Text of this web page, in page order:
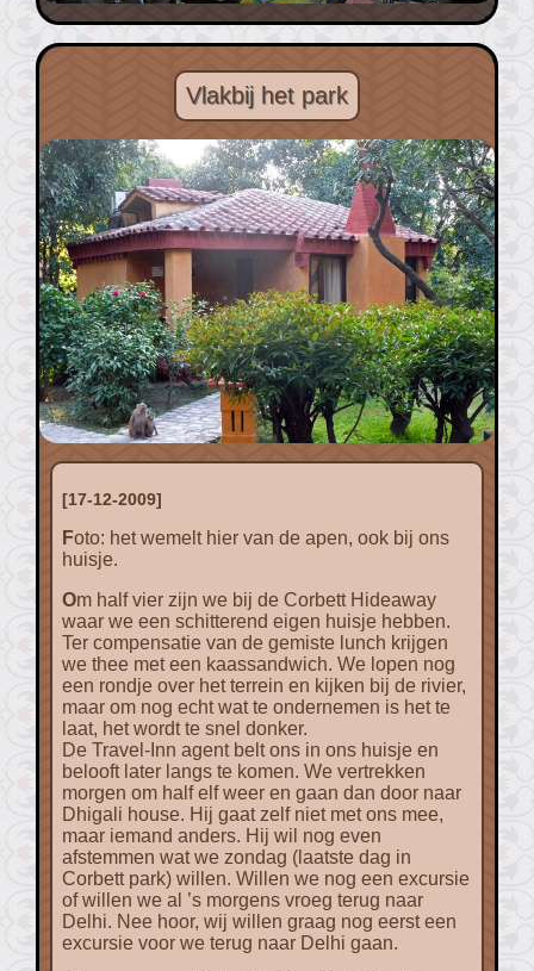
Vlakbij het park
[17-12-2009]
Foto: het wemelt hier van de apen, ook bij ons
huisje.
Om half vier zijn we bij de Corbett Hideaway
waar we een schitterend eigen huisje hebben.
Ter compensatie van de gemiste lunch krijgen
we thee met een kaassandwich. We lopen nog
een rondje over het terrein en kijken bij de rivier,
maar om nog echt wat te ondernemen is het te
laat, het wordt te snel donker.
De Travel-Inn agent belt ons in ons huisje en
belooft later langs te komen. We vertrekken
morgen om half elf weer en gaan dan door naar
Dhigali house. Hij gaat zelf niet met ons mee,
maar iemand anders. Hij wil nog even
afstemmen wat we zondag (laatste dag in
Corbett park) willen. Willen we nog een excursie
of willen we al ’s morgens vroeg terug naar
Delhi. Nee hoor, wij willen graag nog eerst een
excursie voor we terug naar Delhi gaan.